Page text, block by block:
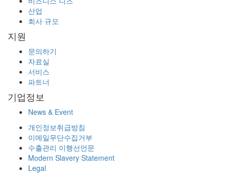
산업
회사 규모
지원
문의하기
자료실
서비스
파트너
기업정보
News & Event
개인정보취급방침
이메일무단수집거부
수출관리 이행선언문
Modern Slavery Statement
Legal